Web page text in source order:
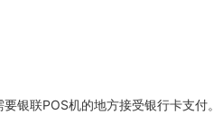
银联POS机的地方接受银行卡支付。